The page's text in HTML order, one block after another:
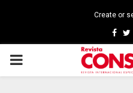
Create or
PRIMARY